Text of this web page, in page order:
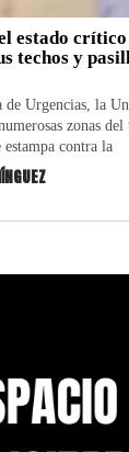
estado
techos y
Urgencias, la
zonas del
estampa contra la